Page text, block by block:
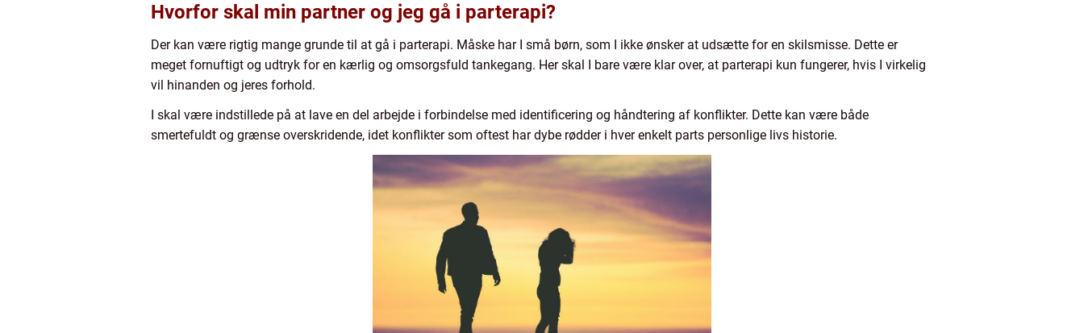
Hvorfor skal min partner og jeg gå i parterapi?
Der kan være rigtig mange grunde til at gå i parterapi. Måske har I små børn, som I ikke ønsker at udsætte for en skilsmisse. Dette er
meget fornuftigt og udtryk for en kærlig og omsorgsfuld tankegang. Her skal I bare være klar over, at parterapi kun fungerer, hvis I virkelig
vil hinanden og jeres forhold.
I skal være indstillede på at lave en del arbejde i forbindelse med identificering og håndtering af konflikter. Dette kan være både
smertefuldt og grænse overskridende, idet konflikter som oftest har dybe rødder i hver enkelt parts personlige livs historie.